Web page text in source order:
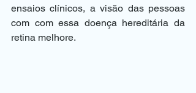
ensaios clínicos, a visão das pessoas
com com essa doença hereditária da
retina melhore.